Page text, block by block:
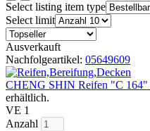
Select listing item type
Select limit
Ausverkauft
Nachfolgeartikel: 05649609
CHENG SHIN Reifen "C 164"
erhältlich.
VE 1
Anzahl